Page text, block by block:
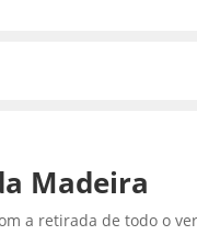
Madeira
a retirada de todo o